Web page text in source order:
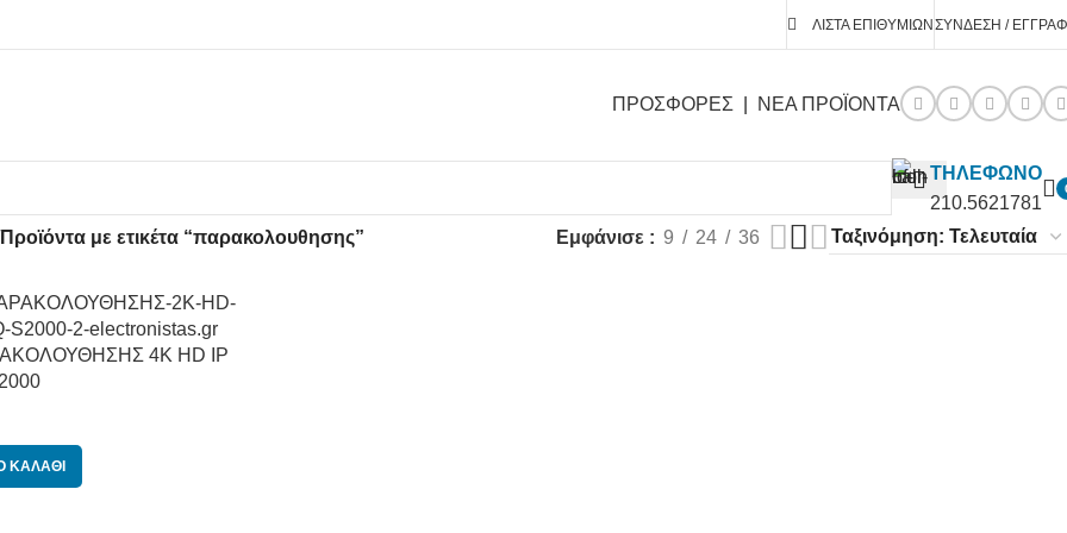
ΛΊΣΤΑ ΕΠΙΘΥΜΙΏΝΣΎΝΔΕΣΗ /
ΠΡΟΣΦΟΡΕΣ ΝΕΑ ΠΡΟΪΟΝΤΑ
ΤΗΛΕΦΩΝΟ
210.5621781
Προϊόντα με ετικέτα “παρακολουθησης” Εμφάνισε 9 24 36
4K HD IP
ΚΑΛΆΘΙ